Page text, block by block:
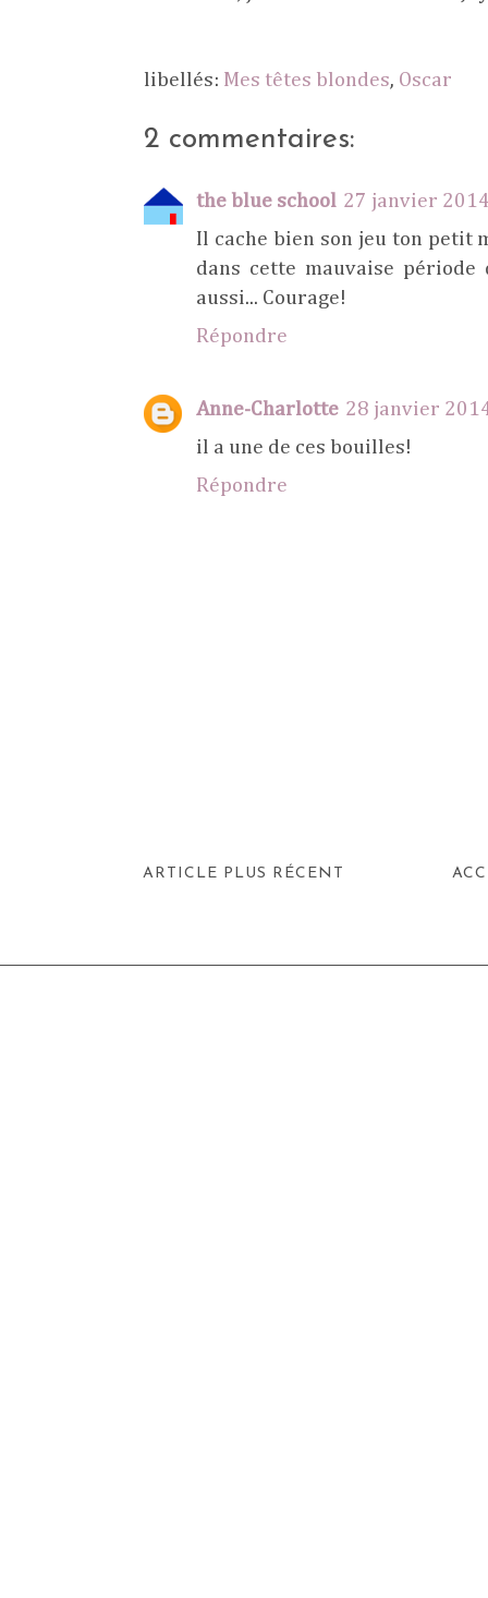
libellés: Mes têtes blondes, Oscar
2 commentaires:
the blue school 27 janvier
Il cache bien son jeu ton petit
dans cette mauvaise période
aussi... Courage!
Répondre
Anne-Charlotte 28 janvier
il a une de ces bouilles!
Répondre
ARTICLE PLUS RÉCENT